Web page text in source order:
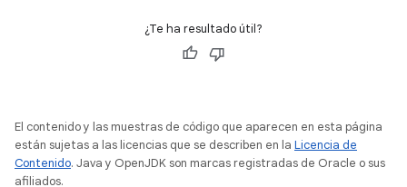
¿Te ha resultado útil?
El contenido y las muestras de código que aparecen en esta página
están sujetas a las licencias que se describen en la Licencia de
Contenido. Java y OpenJDK son marcas registradas de Oracle o sus
afiliados.